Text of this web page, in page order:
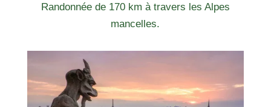
Randonnée de 170 km à travers les Alpes
mancelles.